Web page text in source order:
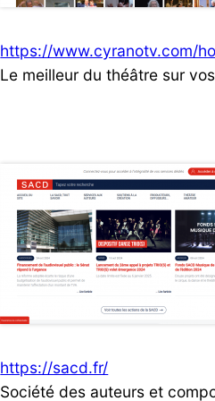
https://www.cyranotv.com/
Le meilleur du théâtre sur
https://sacd.fr/
Société des auteurs et